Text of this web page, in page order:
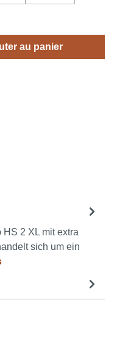
la quantité
au panier
2 XL mit extra
sich um ein